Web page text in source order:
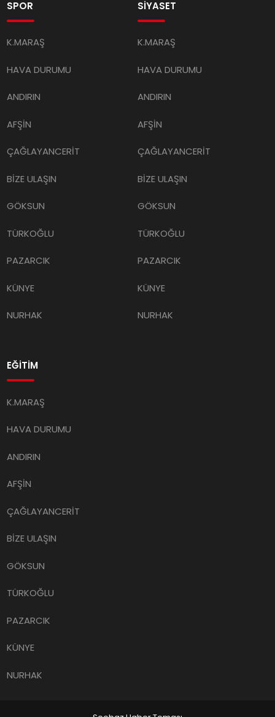
SPOR
K.MARAŞ
HAVA DURUMU
ANDIRIN
AFŞİN
ÇAĞLAYANCERİT
BİZE ULAŞIN
GÖKSUN
TÜRKOĞLU
PAZARCIK
KÜNYE
NURHAK
SİYASET
K.MARAŞ
HAVA DURUMU
ANDIRIN
AFŞİN
ÇAĞLAYANCERİT
BİZE ULAŞIN
GÖKSUN
TÜRKOĞLU
PAZARCIK
KÜNYE
NURHAK
EĞİTİM
K.MARAŞ
HAVA DURUMU
ANDIRIN
AFŞİN
ÇAĞLAYANCERİT
BİZE ULAŞIN
GÖKSUN
TÜRKOĞLU
PAZARCIK
KÜNYE
NURHAK